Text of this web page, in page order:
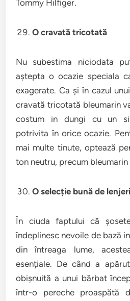
Tommy Hilfiger.
O cravată tricotată
Nu subestima niciodata
aștepta o ocazie speciala
exagerate. Ca și în cazul
cravată tricotată bleumarin
costum in dungi cu un
potrivita în orice ocazie.
mai multe tinute, optează
ton neutru, precum bleumarin
O selecție bună de
În ciuda faptului că
îndeplinesc nevoile de bază
din întreaga lume,
esențiale. De când a
obișnuită a unui bărbat
într-o pereche proaspătă